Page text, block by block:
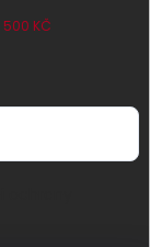
500 KČ